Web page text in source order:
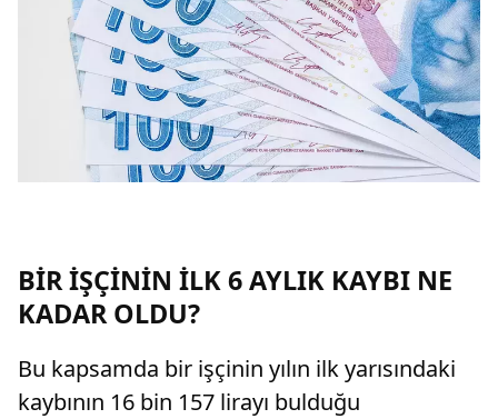
BİR İŞÇİNİN İLK 6 AYLIK KAYBI NE
KADAR OLDU?
Bu kapsamda bir işçinin yılın ilk yarısındaki
kaybının 16 bin 157 lirayı bulduğu